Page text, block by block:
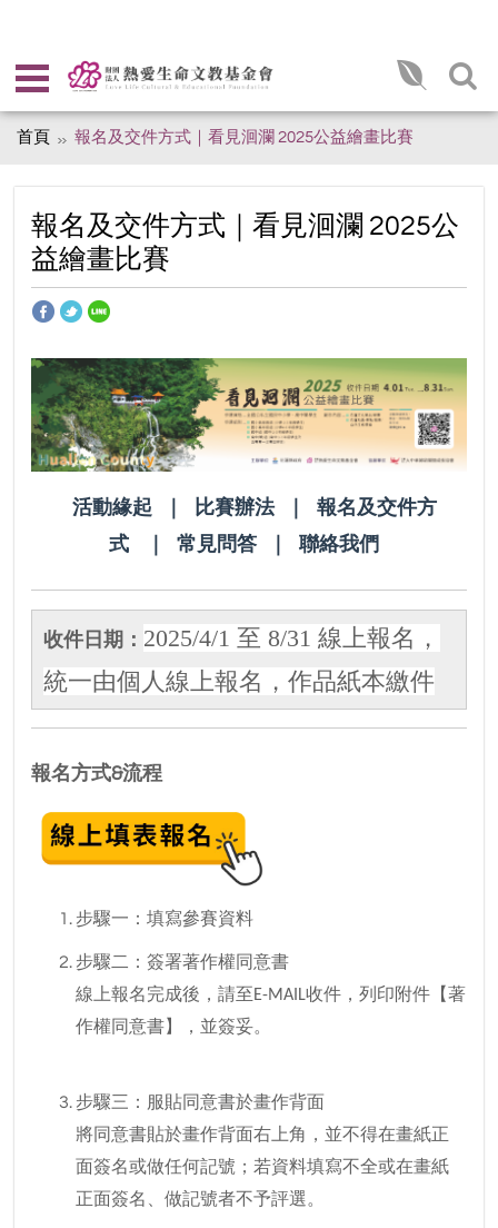
首頁 報名及交件方式｜看見洄瀾 2025公益繪畫比賽
報名及交件方式｜看見洄瀾 2025公
益繪畫比賽
活動緣起 比賽辦法
報名及交件方
式
常見問答 聯絡我們
收件日期： 2025/4/1 至 8/31 線上報名，
統一由個人線上報名，作品紙本繳件
報名方式&流程
步驟一：填寫參賽資料
步驟二：簽署著作權同意書
線上報名完成後，請至E-MAIL收件，列印附件【著
作權同意書】，並簽妥。
步驟三：服貼同意書於畫作背面
將同意書貼於畫作背面右上角，並不得在畫紙正
面簽名或做任何記號；若資料填寫不全或在畫紙
正面簽名、做記號者不予評選。